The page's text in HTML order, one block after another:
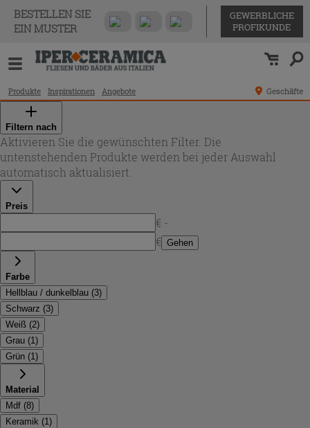
BESTELLEN SIE
EIN MUSTER
GEWERBLICHE
PROFIKUNDE
Produkte Inspirationen Angebote Geschäfte
Filtern nach
Aktivieren Sie die gewünschten Filter. Die
untenstehenden Produkte werden bei jeder Auswahl
automatisch aktualisiert.
Preis
€ -
€ Gehen
Farbe
Hellblau / dunkelblau (3)
Schwarz (3)
Weiß (2)
Grau (1)
Grün (1)
Material
Mdf (8)
Keramik (1)